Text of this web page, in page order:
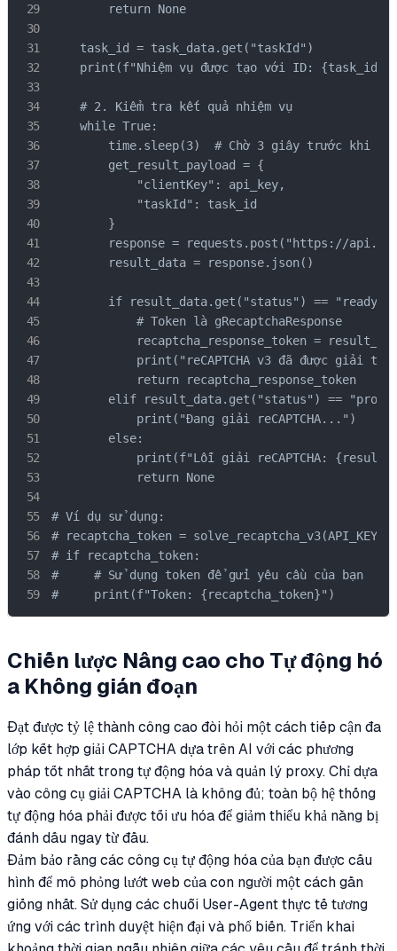
        return None
    task_id = task_data.get("taskId")
print(f"Nhiệm vụ được tạo với ID:
    # 2. Kiểm tra kết quả nhiệm vụ
    while True:
time.sleep(3)  # Chờ 3 giây trước khi
        get_result_payload = {
            "clientKey": api_key,
            "taskId": task_id
        }
response = requests.post("https://
        result_data = response.json()
        if result_data.get("status") == "ready":
            # Token là gRecaptchaResponse
recaptcha_response_token =
print("reCAPTCHA v3 đã được giải
            return recaptcha_response_token
elif result_data.get("status") ==
            print("Đang giải reCAPTCHA...")
        else:
print(f"Lỗi giải reCAPTCHA:
            return None
# Ví dụ sử dụng:
# recaptcha_token = solve_recaptcha_v3(API_KEY,
# if recaptcha_token:
#     # Sử dụng token để gửi yêu cầu của bạn
#     print(f"Token: {recaptcha_token}")
Chiến lược Nâng cao cho Tự động hó
a Không gián đoạn
Đạt được tỷ lệ thành công cao đòi hỏi một cách tiếp cận đa
lớp kết hợp giải CAPTCHA dựa trên AI với các phương
pháp tốt nhất trong tự động hóa và quản lý proxy. Chỉ dựa
vào công cụ giải CAPTCHA là không đủ; toàn bộ hệ thống
tự động hóa phải được tối ưu hóa để giảm thiểu khả năng bị
đánh dấu ngay từ đầu.
Đảm bảo rằng các công cụ tự động hóa của bạn được cấu
hình để mô phỏng lướt web của con người một cách gần
giống nhất. Sử dụng các chuỗi User-Agent thực tế tương
ứng với các trình duyệt hiện đại và phổ biến. Triển khai